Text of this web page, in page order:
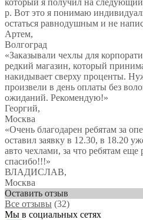
который я получил на следующий
р. Вот это я понимаю
остаться равнодушным и не
Артем,
Волгоград
«Заказывали чехлы для
редкий магазин, который
накидывает сверху проценты.
произвели в день оплаты без
ожиданий. Рекомендую!»
Георгий,
Москва
«Очень благодарен ребятам за
оставил заявку в 12.30, в 18.20
авто чехлами, за что ребятам еще
спасибо!!!»
ВЛАДИСЛАВ,
Москва
Оставить отзыв
Все отзывы (32)
Мы в социальных сетях